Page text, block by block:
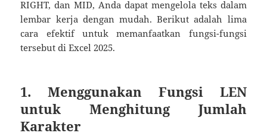
RIGHT, dan MID, Anda dapat mengelola teks dalam
lembar kerja dengan mudah. ​​Berikut adalah lima
cara efektif untuk memanfaatkan fungsi-fungsi
tersebut di Excel 2025.
1. Menggunakan Fungsi LEN
untuk Menghitung Jumlah
Karakter